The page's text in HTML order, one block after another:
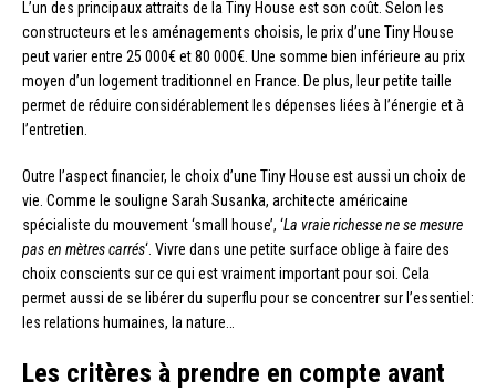
L’un des principaux attraits de la Tiny House est son coût. Selon les
constructeurs et les aménagements choisis, le prix d’une Tiny House
peut varier entre 25 000€ et 80 000€. Une somme bien inférieure au prix
moyen d’un logement traditionnel en France. De plus, leur petite taille
permet de réduire considérablement les dépenses liées à l’énergie et à
l’entretien.
Outre l’aspect financier, le choix d’une Tiny House est aussi un choix de
vie. Comme le souligne Sarah Susanka, architecte américaine
spécialiste du mouvement ‘small house’, ‘La vraie richesse ne se mesure
pas en mètres carrés‘. Vivre dans une petite surface oblige à faire des
choix conscients sur ce qui est vraiment important pour soi. Cela
permet aussi de se libérer du superflu pour se concentrer sur l’essentiel:
les relations humaines, la nature…
Les critères à prendre en compte avant